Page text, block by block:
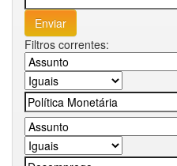
Filtros correntes: